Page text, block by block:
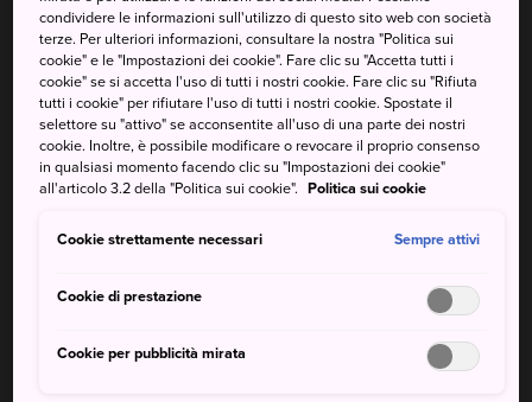
I cinque siti Patrimonio dell'umanità UNESCO
che hanno contribuito allo sviluppo dell'industria
giapponese
Come arrivare
Grazie a una buona rete di autobus, raggiungere Hagi
è un gioco da ragazzi.
Prendi un Bocho Bus o un JR Bus fino all'Hagi Bus Center
dalla stazione di Shin-Yamaguchi. Il più veloce è l'autobus
condividere le informazioni sull'utilizzo di questo sito web con società
terze. Per ulteriori informazioni, consultare la nostra "Politica sui
cookie" e le "Impostazioni dei cookie". Fare clic su "Accetta tutti i
cookie" se si accetta l'uso di tutti i nostri cookie. Fare clic su "Rifiuta
tutti i cookie" per rifiutare l'uso di tutti i nostri cookie. Spostate il
selettore su "attivo" se acconsentite all'uso di una parte dei nostri
cookie. Inoltre, è possibile modificare o revocare il proprio consenso
in qualsiasi momento facendo clic su "Impostazioni dei cookie"
all'articolo 3.2 della "Politica sui cookie". Politica sui cookie
Cookie strettamente necessari Sempre attivi
Cookie di prestazione
Cookie per pubblicità mirata